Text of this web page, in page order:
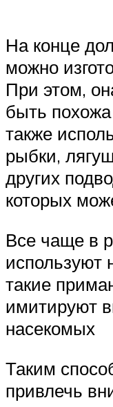
На конце
можно
При этом,
быть
также
рыбки,
других
которых
Все чаще в
используют
такие
имитируют
насекомых
Таким
привлечь